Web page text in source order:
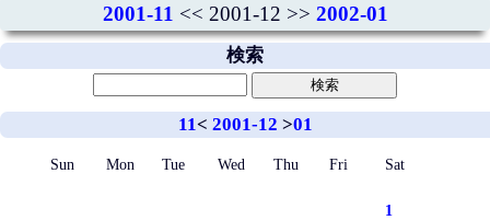
2001-11 << 2001-12 >> 2002-01
検索
11< 2001-12 >01
Sun Mon Tue Wed Thu Fri Sat
1